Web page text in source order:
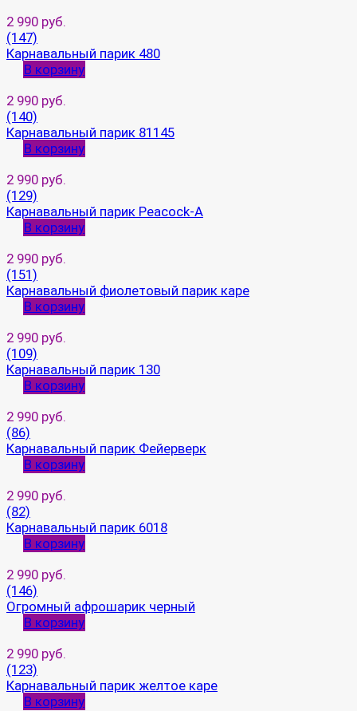
2 990 руб.
(147)
Карнавальный парик 480
В корзину
2 990 руб.
(140)
Карнавальный парик 81145
В корзину
2 990 руб.
(129)
Карнавальный парик Peacock-A
В корзину
2 990 руб.
(151)
Карнавальный фиолетовый парик каре
В корзину
2 990 руб.
(109)
Карнавальный парик 130
В корзину
2 990 руб.
(86)
Карнавальный парик Фейерверк
В корзину
2 990 руб.
(82)
Карнавальный парик 6018
В корзину
2 990 руб.
(146)
Огромный афрошарик черный
В корзину
2 990 руб.
(123)
Карнавальный парик желтое каре
В корзину